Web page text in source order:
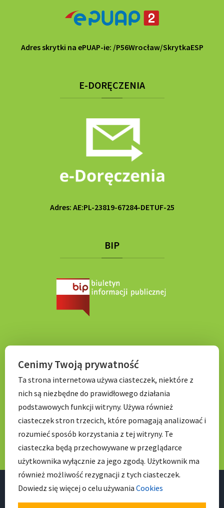
Adres skrytki na ePUAP-ie: /P56Wrocław/SkrytkaESP
E-DORĘCZENIA
Adres: AE:PL-23819-67284-DETUF-25
BIP
Tel. 71 798 67 99
E-mail:sekretariat.p056@wroclawskaedukacja.pl
Godziny otwarcia:
7:00 – 17: 00
Cenimy Twoją prywatność
Ta strona internetowa używa ciasteczek, niektóre z
nich są niezbędne do prawidłowego działania
podstawowych funkcji witryny. Używa również
ciasteczek stron trzecich, które pomagają analizować i
rozumieć sposób korzystania z tej witryny. Te
ciasteczka będą przechowywane w przeglądarce
użytkownika wyłącznie za jego zgodą. Użytkownik ma
również możliwość rezygnacji z tych ciasteczek.
Dowiedz się więcej o celu używania Cookies